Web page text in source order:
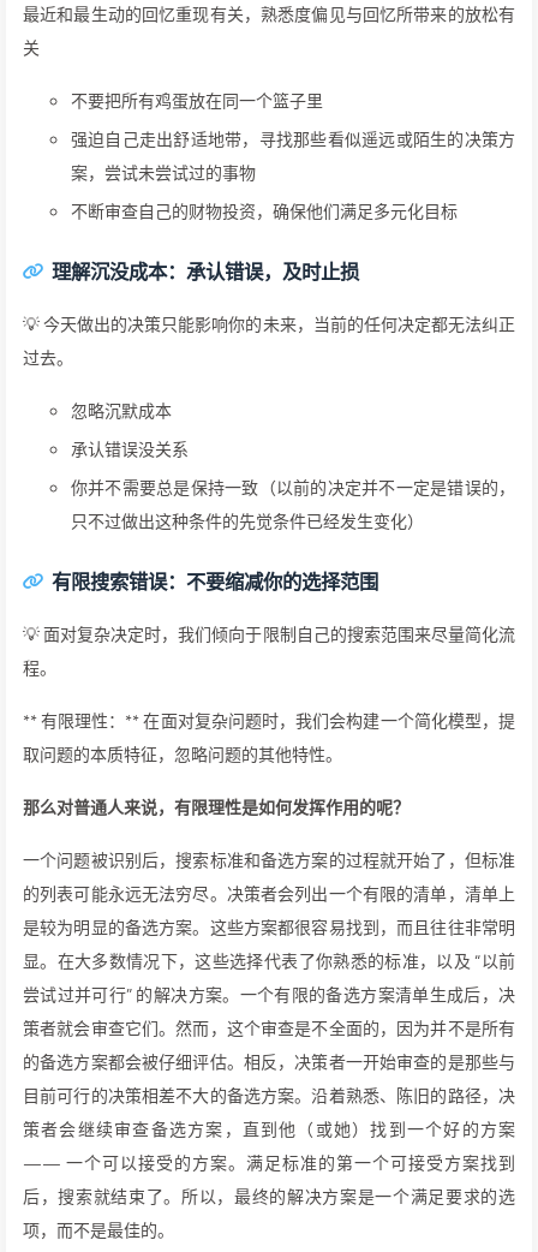
最近和最生动的回忆重现有关，熟悉度偏见与回忆所带来的放松有
关
不要把所有鸡蛋放在同一个篮子里
强迫自己走出舒适地带，寻找那些看似遥远或陌生的决策方
案，尝试未尝试过的事物
不断审查自己的财物投资，确保他们满足多元化目标
理解沉没成本：承认错误，及时止损
💡 今天做出的决策只能影响你的未来，当前的任何决定都无法纠正
过去。
忽略沉默成本
承认错误没关系
你并不需要总是保持一致（以前的决定并不一定是错误的，
只不过做出这种条件的先觉条件已经发生变化）
有限搜索错误：不要缩减你的选择范围
💡 面对复杂决定时，我们倾向于限制自己的搜索范围来尽量简化流
程。
** 有限理性：** 在面对复杂问题时，我们会构建一个简化模型，提
取问题的本质特征，忽略问题的其他特性。
那么对普通人来说，有限理性是如何发挥作用的呢？
一个问题被识别后，搜索标准和备选方案的过程就开始了，但标准
的列表可能永远无法穷尽。决策者会列出一个有限的清单，清单上
是较为明显的备选方案。这些方案都很容易找到，而且往往非常明
显。在大多数情况下，这些选择代表了你熟悉的标准，以及 “以前
尝试过并可行” 的解决方案。一个有限的备选方案清单生成后，决
策者就会审查它们。然而，这个审查是不全面的，因为并不是所有
的备选方案都会被仔细评估。相反，决策者一开始审查的是那些与
目前可行的决策相差不大的备选方案。沿着熟悉、陈旧的路径，决
策者会继续审查备选方案，直到他（或她）找到一个好的方案
—— 一个可以接受的方案。满足标准的第一个可接受方案找到
后，搜索就结束了。所以，最终的解决方案是一个满足要求的选
项，而不是最佳的。